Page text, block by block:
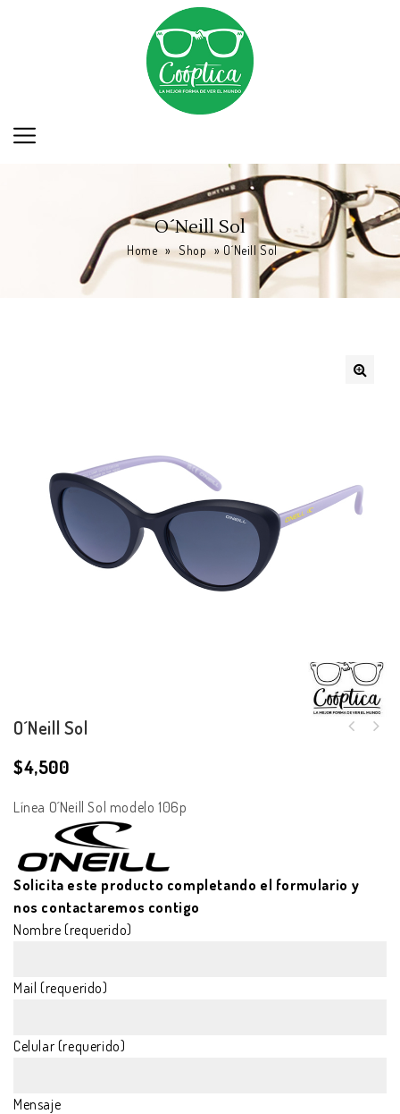
O´Neill Sol
Home » Shop »O´Neill Sol
O´Neill Sol
$4,500
Línea O´Neill Sol modelo 106p
Solicita este producto completando el formulario y
nos contactaremos contigo
Nombre (requerido)
Mail (requerido)
Celular (requerido)
Mensaje